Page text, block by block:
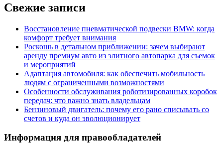
Свежие записи
Восстановление пневматической подвески BMW: когда
комфорт требует внимания
Роскошь в детальном приближении: зачем выбирают
аренду премиум авто из элитного автопарка для съемок
и мероприятий
Адаптация автомобиля: как обеспечить мобильность
людям с ограниченными возможностями
Особенности обслуживания роботизированных коробок
передач: что важно знать владельцам
Бензиновый двигатель: почему его рано списывать со
счетов и куда он эволюционирует
Информация для правообладателей